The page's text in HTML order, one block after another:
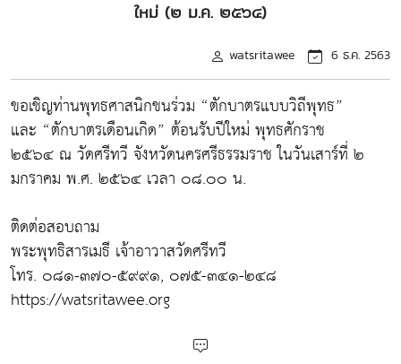
ใหม่ (๒ ม.ค. ๒๕๖๔)
watsritawee 6 ธ.ค. 2563
ขอเชิญท่านพุทธศาสนิกชนร่วม “ตักบาตรแบบวิถีพุทธ”
และ “ตักบาตรเดือนเกิด” ต้อนรับปีใหม่ พุทธศักราช
๒๕๖๔ ณ วัดศรีทวี จังหวัดนครศรีธรรมราช ในวันเสาร์ที่ ๒
มกราคม พ.ศ. ๒๕๖๔ เวลา ๐๘.๐๐ น.
ติดต่อสอบถาม
พระพุทธิสารเมธี เจ้าอาวาสวัดศรีทวี
โทร. ๐๘๑-๓๗๐-๕๙๙๑, ๐๗๕-๓๔๑-๒๔๘
https://watsritawee.org